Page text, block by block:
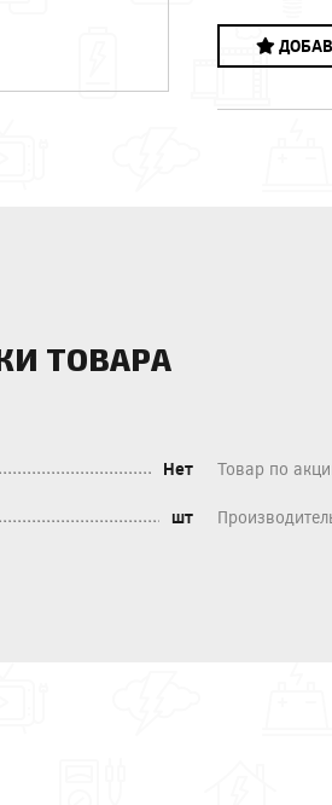
ТОВАРА
Нет Товар по
шт